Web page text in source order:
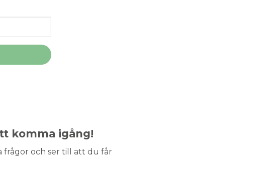
komma igång!
frågor och ser till att du får